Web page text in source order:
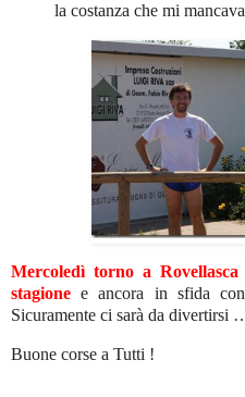
la costanza che mi
Mercoledì torno a
stagione e ancora in sfida
Sicuramente ci sarà da divertirsi
Buone corse a Tutti !